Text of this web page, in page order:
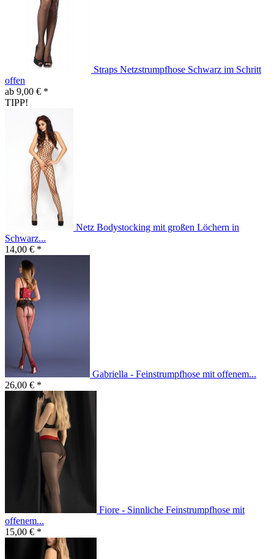
Straps Netzstrumpfhose Schwarz im Schritt
offen
ab 9,00 € *
TIPP!
Netz Bodystocking mit großen Löchern in
Schwarz...
14,00 € *
Gabriella - Feinstrumpfhose mit offenem...
26,00 € *
Fiore - Sinnliche Feinstrumpfhose mit
offenem...
15,00 € *